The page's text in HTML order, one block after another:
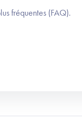
fréquentes (FAQ).